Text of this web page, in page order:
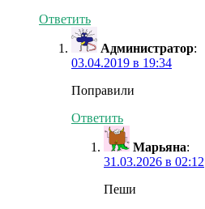
Ответить
Администратор:
03.04.2019 в 19:34
Поправили
Ответить
Марьяна:
31.03.2026 в 02:12
Пеши